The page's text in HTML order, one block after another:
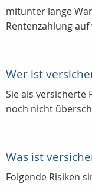
mitunter lange
Rentenzahlung
Wer ist
Sie als versicherte
noch nicht
Was ist
Folgende Risiken